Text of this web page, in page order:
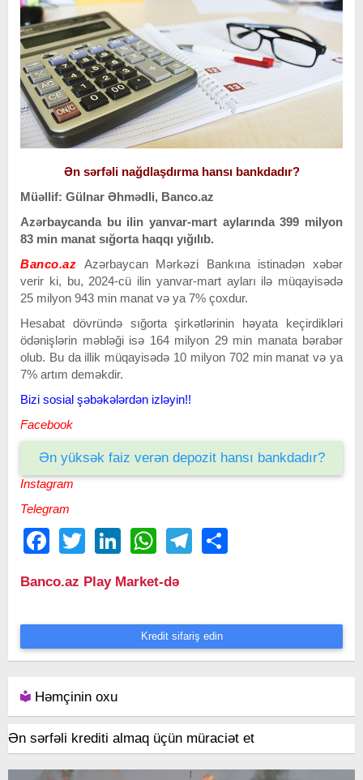
Ən sərfəli nağdlaşdırma hansı bankdadır?
Müəllif: Gülnar Əhmədli, Banco.az
Azərbaycanda bu ilin yanvar-mart aylarında 399 milyon
83 min manat sığorta haqqı yığılıb.
Banco.az Azərbaycan Mərkəzi Bankına istinadən xəbər
verir ki, bu, 2024-cü ilin yanvar-mart ayları ilə müqayisədə
25 milyon 943 min manat və ya 7% çoxdur.
Hesabat dövründə sığorta şirkətlərinin həyata keçirdikləri
ödənişlərin məbləği isə 164 milyon 29 min manata bərabər
olub. Bu da illik müqayisədə 10 milyon 702 min manat və ya
7% artım deməkdir.
Bizi sosial şəbəkələrdən izləyin!!
Facebook
Ən yüksək faiz verən depozit hansı bankdadır?
Instagram
Telegram
FacebookTwitter LinkedIn WhatsAppTelegram
Banco.az Play Market-də
Kredit sifariş edin
Həmçinin oxu
Ən sərfəli krediti almaq üçün müraciət et